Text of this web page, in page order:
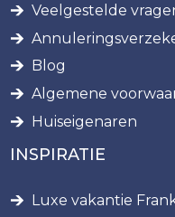
Veelgestelde
Blog
Algemene
Huiseigenaren
INSPIRATIE
Luxe vakantie